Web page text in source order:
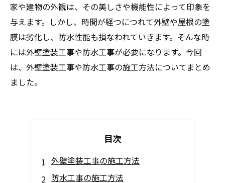
家や建物の外観は、その美しさや機能性によって印象を
与えます。しかし、時間が経つにつれて外壁や屋根の塗
膜は劣化し、防水性能も損なわれていきます。そんな時
には外壁塗装工事や防水工事が必要になります。今回
は、外壁塗装工事や防水工事の施工方法についてまとめ
ました。
目次
外壁塗装工事の施工方法
防水工事の施工方法